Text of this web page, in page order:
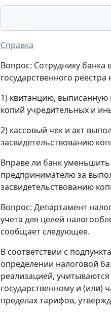
Справка
Вопрос: Сотруднику
государственного
1) квитанцию, выписанную
копий учредительных и
2) кассовый чек и акт
засвидетельствованию
Вправе ли банк
предпринимателю за
засвидетельствованию
Вопрос: Департамент
учета для целей
сообщает следующее.
В соответствии с
определении налоговой
реализацией,
государственному и (или)
пределах тарифов,